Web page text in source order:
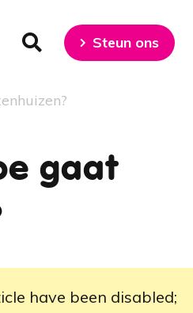
Steun ons
gaat
have been disabled;